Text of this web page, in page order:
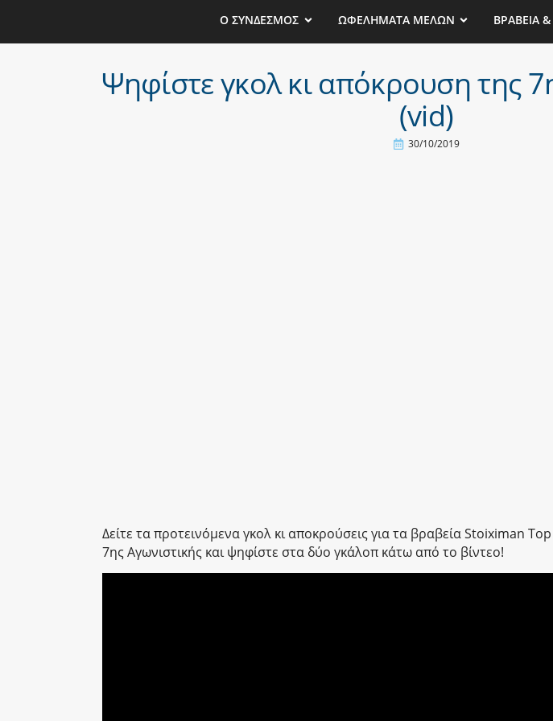
Ο ΣΥΝΔΕΣΜΟΣ ΩΦΕΛΗΜΑΤΑ ΜΕΛΩΝ ΒΡΑΒΕΙΑ
Ψηφίστε γκολ κι απόκρουση της
(vid)
30/10/2019
Δείτε τα προτεινόμενα γκολ κι αποκρούσεις για τα βραβεία Stoiximan
7ης Αγωνιστικής και ψηφίστε στα δύο γκάλοπ κάτω από το βίντεο!